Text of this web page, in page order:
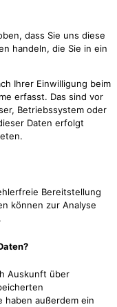
dass Sie uns diese
handeln, die Sie in ein
Ihrer Einwilligung beim
erfasst. Das sind vor
Betriebssystem oder
Daten erfolgt
Bereitstellung
können zur Analyse
Auskunft über
haben außerdem ein